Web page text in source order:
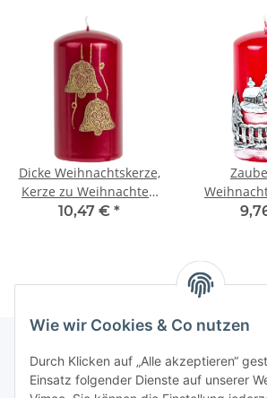
Wie wir Cookies & Co nutzen
Durch Klicken auf „Alle akzeptieren“
Einsatz folgender Dienste auf unserer
Dicke Weihnachtskerze,
Kerze zu Weihnachten
mit Glocken aus Wachs
10,47 € *
Informationen